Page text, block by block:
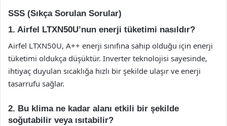
SSS (Sıkça Sorulan Sorular)
1. Airfel LTXN50U’nun enerji tüketimi nasıldır?
Airfel LTXN50U, A++ enerji sınıfına sahip olduğu için enerji
tüketimi oldukça düşüktür. Inverter teknolojisi sayesinde,
ihtiyaç duyulan sıcaklığa hızlı bir şekilde ulaşır ve enerji
tasarrufu sağlar.
2. Bu klima ne kadar alanı etkili bir şekilde
soğutabilir veya ısıtabilir?